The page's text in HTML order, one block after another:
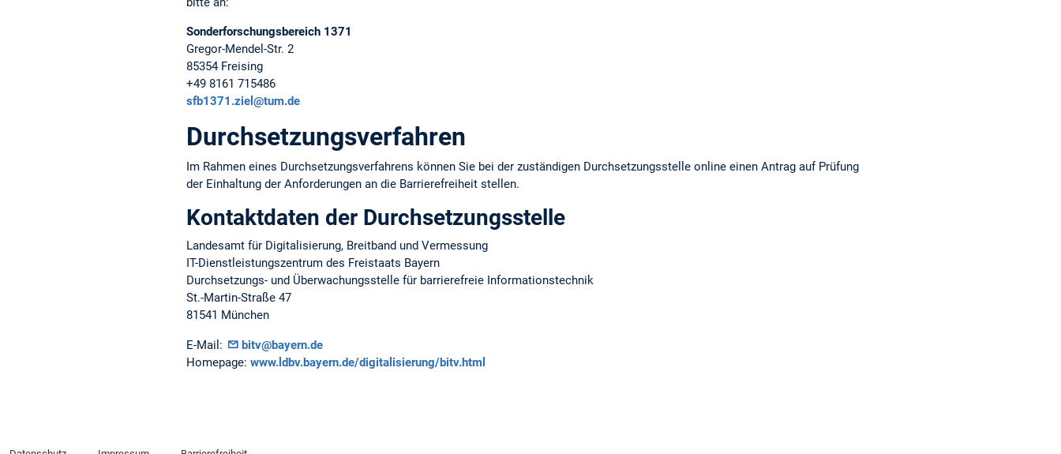
Sonderforschungsbereich 1371
Gregor-Mendel-Str. 2
85354 Freising
+49 8161 715486
sfb1371.ziel@tum.de
Durchsetzungsverfahren
Im Rahmen eines Durchsetzungsverfahrens können Sie bei der zuständigen Durchsetzungsstelle online einen Antrag auf Prüfung
der Einhaltung der Anforderungen an die Barrierefreiheit stellen.
Kontaktdaten der Durchsetzungsstelle
Landesamt für Digitalisierung, Breitband und Vermessung
IT-Dienstleistungszentrum des Freistaats Bayern
Durchsetzungs- und Überwachungsstelle für barrierefreie Informationstechnik
St.-Martin-Straße 47
81541 München
E-Mail:
bitv@bayern.de
Homepage: www.ldbv.bayern.de/digitalisierung/bitv.html